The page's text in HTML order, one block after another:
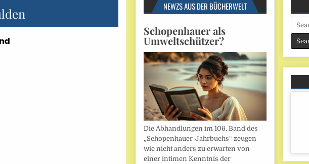
NEWZS AUS DER BÜCHERWELT
Schopenhauer als
Umweltschützer?
Die Abhandlungen im 106. Band des
„Schopenhauer-Jahrbuchs“ zeugen
wie nicht anders zu erwarten von
einer intimen Kenntnis der
Search
for: